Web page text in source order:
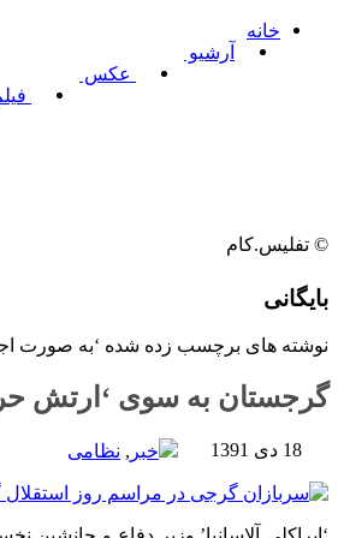
خانه
آرشیو
عکس
بایگانی
نوشته های برچسب زده شده ‘به صورت
گرجستان به سوی ‘ارتش
18 دی 1391 خبر , نظامی
© تفلیس.کام